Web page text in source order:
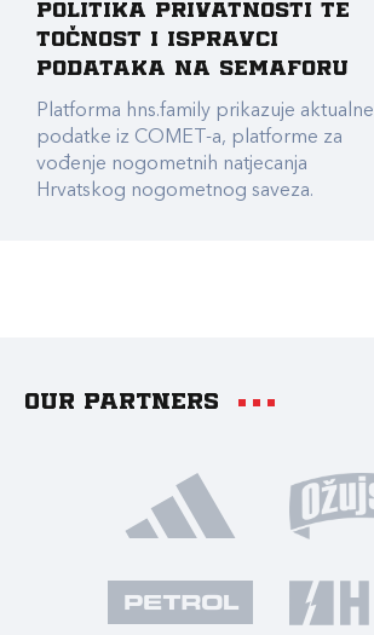
Politika privatnosti te
točnost i ispravci
podataka na Semaforu
Platforma hns.family prikazuje aktualne
podatke iz COMET-a, platforme za
vođenje nogometnih natjecanja
Hrvatskog nogometnog saveza.
Our partners